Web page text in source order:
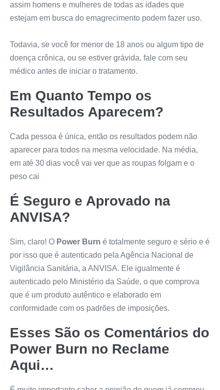
assim homens e mulheres de todas as idades que
estejam em busca do emagrecimento podem fazer uso.
Todavia, se você for menor de 18 anos ou algum tipo de
doença crônica, ou se estiver grávida, fale com seu
médico antes de iniciar o tratamento.
Em Quanto Tempo os
Resultados Aparecem?
Cada pessoa é única, então os resultados podem não
aparecer para todos na mesma velocidade. Na média,
em até 30 dias você vai ver que as roupas folgam e o
peso cai
É Seguro e Aprovado na
ANVISA?
Sim, claro! O Power Burn é totalmente seguro e sério e é
por isso que é autenticado pela Agência Nacional de
Vigilância Sanitária, a ANVISA. Ele igualmente é
autenticado pelo Ministério da Saúde, o que comprova
que é um produto autêntico e elaborado em
conformidade com os padrões de imposições.
Esses São os Comentários do
Power Burn no Reclame
Aqui…